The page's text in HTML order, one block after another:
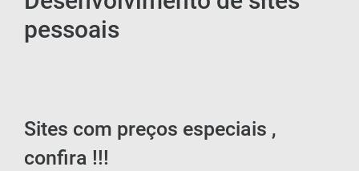
pessoais
Sites com preços especiais ,
confira !!!